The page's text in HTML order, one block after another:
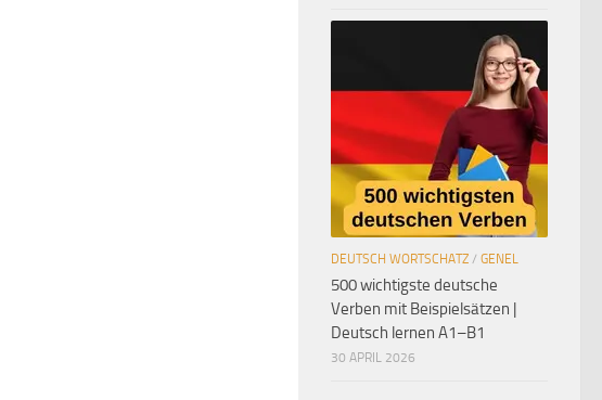
DEUTSCH WORTSCHATZ / GENEL
500 wichtigste deutsche
Verben mit Beispielsätzen |
Deutsch lernen A1–B1
30 APRIL 2026